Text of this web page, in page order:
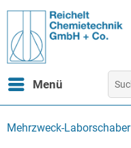
Menü
Mehrzweck-Laborschaber